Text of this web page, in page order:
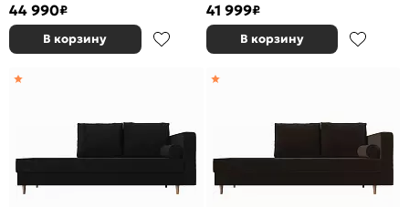
44 990₽
В корзину
41 999₽
В корзину